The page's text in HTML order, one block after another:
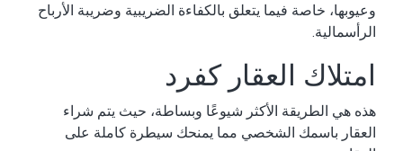
وعيوبها، خاصة فيما يتعلق بالكفاءة الضريبية وضريبة الأرباح
الرأسمالية.
امتلاك العقار كفرد
هذه هي الطريقة الأكثر شيوعًا وبساطة، حيث يتم شراء
العقار باسمك الشخصي مما يمنحك سيطرة كاملة على